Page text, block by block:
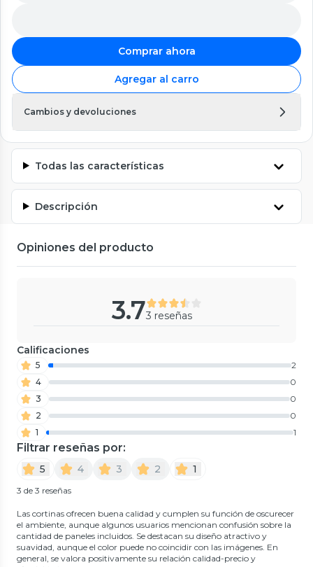
Comprar ahora
Agregar al carro
Cambios y devoluciones
Todas las características
Descripción
Opiniones del producto
3.73 reseñas
Calificaciones
5
2
4
0
3
0
2
0
1
1
Filtrar reseñas por:
5 4 3 2 1
3 de 3 reseñas
Las cortinas ofrecen buena calidad y cumplen su función de oscurecer
el ambiente, aunque algunos usuarios mencionan confusión sobre la
cantidad de paneles incluidos. Se destacan su diseño atractivo y
suavidad, aunque el color puede no coincidir con las imágenes. En
general, se valora positivamente su relación calidad-precio y